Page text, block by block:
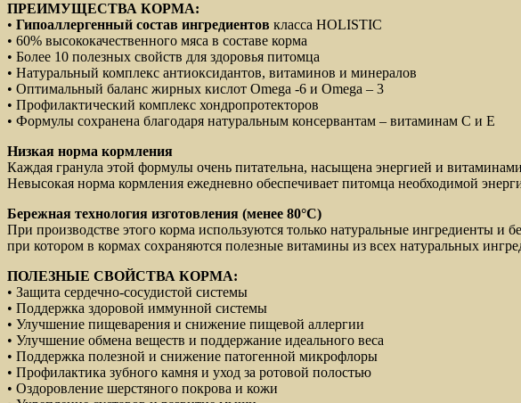
ПРЕИМУЩЕСТВА КОРМА:
• Гипоаллергенный состав ингредиентов класса HOLISTIC
• 60% высококачественного мяса в составе корма
• Более 10 полезных свойств для здоровья питомца
• Натуральный комплекс антиоксидантов, витаминов и минералов
• Оптимальный баланс жирных кислот Omega -6 и Omega – 3
• Профилактический комплекс хондропротекторов
• Формулы сохранена благодаря натуральным консервантам – витаминам C и E
Низкая норма кормления
Каждая гранула этой формулы очень питательна, насыщена энергией и
Невысокая норма кормления ежедневно обеспечивает питомца необходимой
Бережная технология изготовления (менее 80°C)
При производстве этого корма используются только натуральные ингредиенты и
при котором в кормах сохраняются полезные витамины из всех натуральных
ПОЛЕЗНЫЕ СВОЙСТВА КОРМА:
• Защита сердечно-сосудистой системы
• Поддержка здоровой иммунной системы
• Улучшение пищеварения и снижение пищевой аллергии
• Улучшение обмена веществ и поддержание идеального веса
• Поддержка полезной и снижение патогенной микрофлоры
• Профилактика зубного камня и уход за ротовой полостью
• Оздоровление шерстяного покрова и кожи